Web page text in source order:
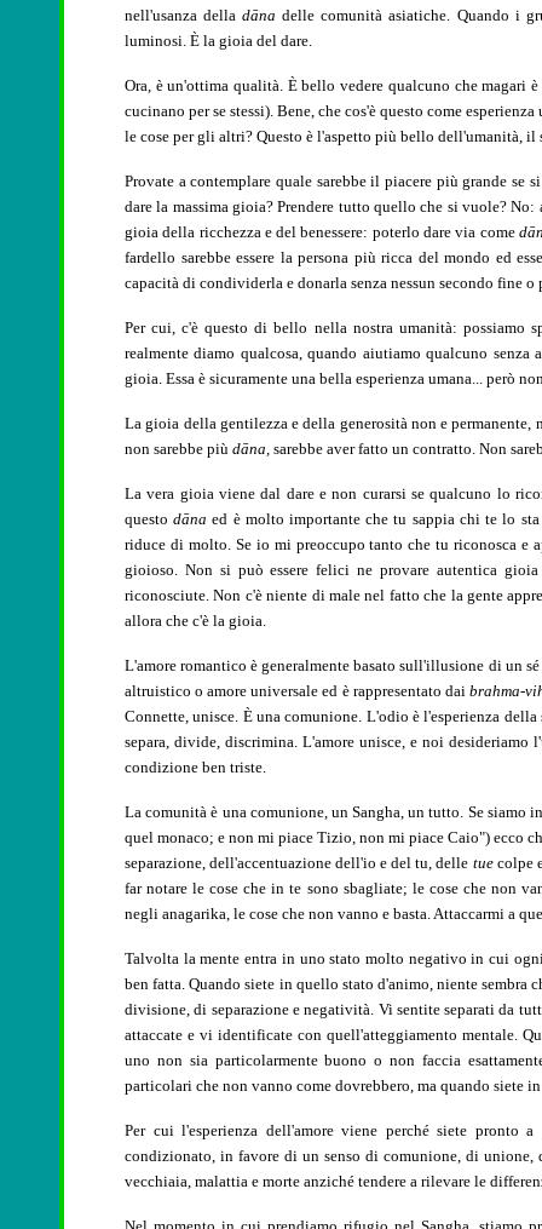
nell'usanza delladānadelle comunità asiatiche. Quando i
luminosi. È la gioia del dare.
Ora, è un'ottima qualità. È bello vedere qualcuno che magari
cucinano per se stessi). Bene, che cos'è questo come
le cose per gli altri? Questo è l'aspetto più bello dell'umanità, il
Provate a contemplare quale sarebbe il piacere più grande
dare la massima gioia? Prendere tutto quello che si vuole?
gioia della ricchezza e del benessere: poterlo dare via come
fardello sarebbe essere la persona più ricca del mondo ed
capacità di condividerla e donarla senza nessun secondo fine o
Per cui, c'è questo di bello nella nostra umanità: possiamo
realmente diamo qualcosa, quando aiutiamo qualcuno
gioia. Essa è sicuramente una bella esperienza umana... però
La gioia della gentilezza e della generosità non e permanente,
non sarebbe più dāna, sarebbe aver fatto un contratto. Non
La vera gioia viene dal dare e non curarsi se qualcuno lo
questodānaed è molto importante che tu sappia chi te lo
riduce di molto. Se io mi preoccupo tanto che tu riconosca e
gioioso. Non si può essere felici ne provare autentica
riconosciute. Non c'è niente di male nel fatto che la gente
allora che c'è la gioia.
L'amore romantico è generalmente basato sull'illusione di un
altruistico o amore universale ed è rappresentato dai brahma-
Connette, unisce. È una comunione. L'odio è l'esperienza
separa, divide, discrimina. L'amore unisce, e noi
condizione ben triste.
La comunità è una comunione, un Sangha, un tutto. Se
quel monaco; e non mi piace Tizio, non mi piace Caio") ecco
separazione, dell'accentuazione dell'io e del tu, delle tue colpe
far notare le cose che in te sono sbagliate; le cose che non
negli anagarika, le cose che non vanno e basta. Attaccarmi a
Talvolta la mente entra in uno stato molto negativo in cui
ben fatta. Quando siete in quello stato d'animo, niente
divisione, di separazione e negatività. Vi sentite separati da
attaccate e vi identificate con quell'atteggiamento mentale.
uno non sia particolarmente buono o non faccia
particolari che non vanno come dovrebbero, ma quando siete
Per cui l'esperienza dell'amore viene perché siete pronto
condizionato, in favore di un senso di comunione, di
vecchiaia, malattia e morte anziché tendere a rilevare le